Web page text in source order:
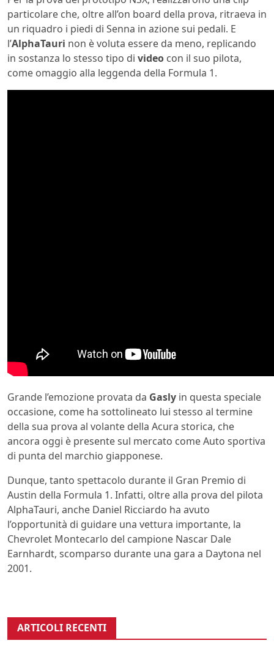
particolare che, oltre all’on board della prova, ritraeva in
un riquadro i piedi di Senna in azione sui pedali. E
l’AlphaTauri non è voluta essere da meno, replicando
in sostanza lo stesso tipo di video con il suo pilota,
come omaggio alla leggenda della Formula 1.
Grande l’emozione provata da Gasly in questa speciale
occasione, come ha sottolineato lui stesso al termine
della sua prova al volante della Acura storica, che
ancora oggi è presente sul mercato come Auto sportiva
di punta del marchio giapponese.
Dunque, tanto spettacolo durante il Gran Premio di
Austin della Formula 1. Infatti, oltre alla prova del pilota
AlphaTauri, anche Daniel Ricciardo ha avuto
l’opportunità di guidare una vettura importante, la
Chevrolet Montecarlo del campione Nascar Dale
Earnhardt, scomparso durante una gara a Daytona nel
2001.
ARTICOLI RECENTI